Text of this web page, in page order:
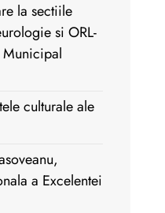
la sectiile
si ORL-
culturale ale
a Excelentei